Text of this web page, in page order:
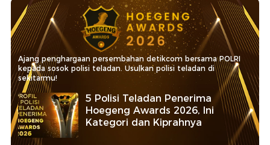
Ajang penghargaan persembahan detikcom bersama POLRI
kepada sosok polisi teladan. Usulkan polisi teladan di
sekitarmu!
5 Polisi Teladan Penerima
Hoegeng Awards 2026, Ini
Kategori dan Kiprahnya